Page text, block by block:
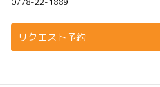
リクエスト予約